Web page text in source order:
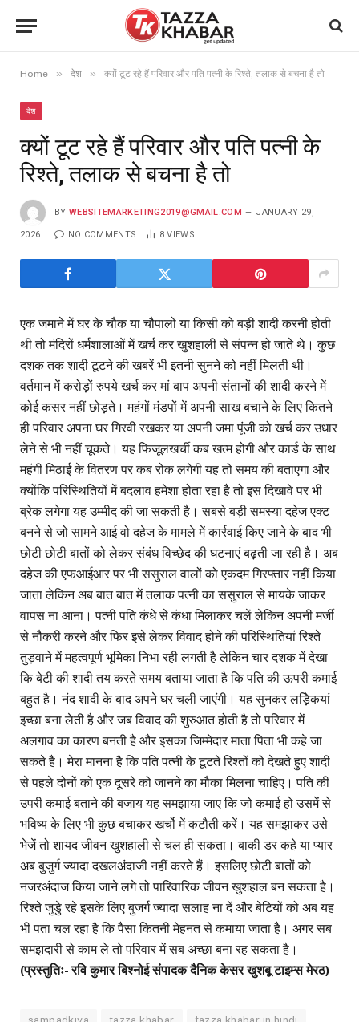
Home » देश » क्यों टूट रहे हैं परिवार और पति पत्नी के रिश्ते, तलाक से बचना है तो
देश
क्यों टूट रहे हैं परिवार और पति पत्नी के
रिश्ते, तलाक से बचना है तो
BY WEBSITEMARKETING2019@GMAIL.COM JANUARY 29,
2026 NO COMMENTS 8VIEWS
एक जमाने में घर के चौक या चौपालों या किसी को बड़ी शादी करनी होती
थी तो मंदिरों धर्मशालाओं में खर्च कर खुशहाली से संपन्न हो जाते थे। कुछ
दशक तक शादी टूटने की खबरें भी इतनी सुनने को नहीं मिलती थी।
वर्तमान में करोड़ों रुपये खर्च कर मां बाप अपनी संतानों की शादी करने में
कोई कसर नहीं छोड़ते। महंगों मंडपों में अपनी साख बचाने के लिए कितने
ही परिवार अपना घर गिरवी रखकर या अपनी जमा पूंजी को खर्च कर उधार
लेने से भी नहीं चूकते। यह फिजूलखर्ची कब खत्म होगी और कार्ड के साथ
महंगी मिठाई के वितरण पर कब रोक लगेगी यह तो समय की बताएगा और
क्योंकि परिस्थितियों में बदलाव हमेशा होता रहा है तो इस दिखावे पर भी
ब्रेक लगेगा यह उम्मीद की जा सकती है। सबसे बड़ी समस्या दहेज एक्ट
बनने से जो सामने आई वो दहेज के मामले में कार्रवाई किए जाने के बाद भी
छोटी छोटी बातों को लेकर संबंध विच्छेद की घटनाएं बढ़ती जा रही है। अब
दहेज की एफआईआर पर भी ससुराल वालों को एकदम गिरफ्तार नहीं किया
जाता लेकिन अब बात बात में तलाक पत्नी का ससुराल से मायके जाकर
वापस ना आना। पत्नी पति कंधे से कंधा मिलाकर चलें लेकिन अपनी मर्जी
से नौकरी करने और फिर इसे लेकर विवाद होने की परिस्थितियां रिश्ते
तुड़वाने में महत्वपूर्ण भूमिका निभा रही लगती है लेकिन चार दशक में देखा
कि बेटी की शादी तय करते समय बताया जाता है कि पति की ऊपरी कमाई
बहुत है। नंद शादी के बाद अपने घर चली जाएंगी। यह सुनकर लड़ेिकयां
इच्छा बना लेती है और जब विवाद की शुरुआत होती है तो परिवार में
अलगाव का कारण बनती है और इसका जिम्मेदार माता पिता भी कहे जा
सकते हैं। मेरा मानना है कि पति पत्नी के टूटते रिश्तों को देखते हुए शादी
से पहले दोनों को एक दूसरे को जानने का मौका मिलना चाहिए। पति की
उपरी कमाई बताने की बजाय यह समझाया जाए कि जो कमाई हो उसमें से
भविष्य के लिए भी कुछ बचाकर खर्चो में कटौती करें। यह समझाकर उसे
भेजें तो शायद जीवन खुशहाली से चल ही सकता। बाकी डर कहे या प्यार
अब बुजुर्ग ज्यादा दखलअंदाजी नहीं करते हैं। इसलिए छोटी बातों को
नजरअंदाज किया जाने लगे तो पारिवारिक जीवन खुशहाल बन सकता है।
रिश्ते जुडेु रहे इसके लिए बुजर्ग ज्यादा सलाह ना दें और बेटियों को अब यह
भी पता चल रहा है कि पैसा कितनी मेहनत से कमाया जाता है। अगर सब
समझदारी से काम ले तो परिवार में सब अच्छा बना रह सकता है।
(प्रस्तुतिः- रवि कुमार बिश्नोई संपादक दैनिक केसर खुशबू टाइम्स मेरठ)